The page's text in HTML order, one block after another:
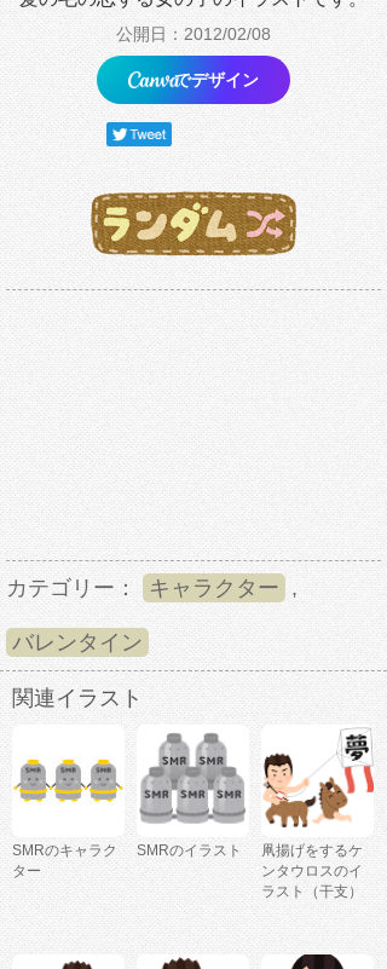
公開日：2012/02/08
でデザイン
カテゴリー： キャラクター ,
バレンタイン
関連イラスト
SMRのキャラク
ター
SMRのイラスト
凧揚げをするケ
ンタウロスのイ
ラスト（干支）